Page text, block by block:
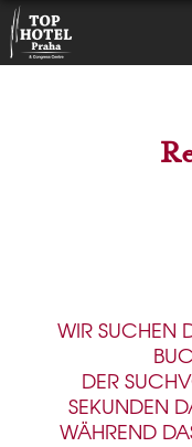
WIR SUCHEN
DER
SEKUNDEN
WÄHREND